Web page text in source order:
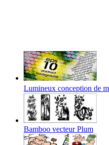
Lumineux conception de
Bamboo vecteur Plum